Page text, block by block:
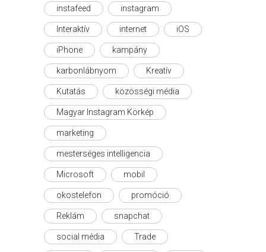
instafeed instagram
Interaktív internet iOS
iPhone kampány
karbonlábnyom Kreatív
Kutatás közösségi média
Magyar Instagram Körkép
marketing
mesterséges intelligencia
Microsoft mobil
okostelefon promóció
Reklám snapchat
social média Trade